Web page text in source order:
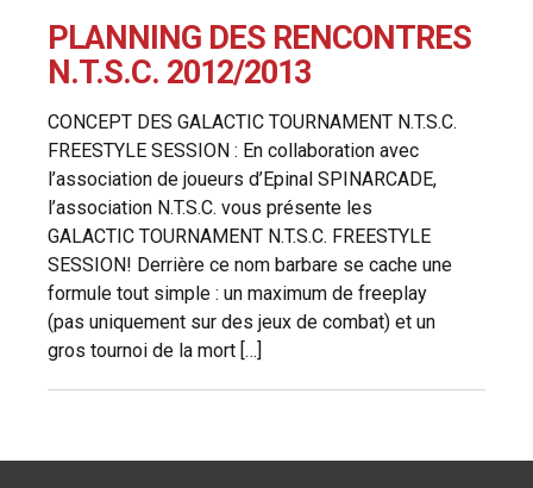
PLANNING DES RENCONTRES
N.T.S.C. 2012/2013
CONCEPT DES GALACTIC TOURNAMENT N.T.S.C.
FREESTYLE SESSION : En collaboration avec
l’association de joueurs d’Epinal SPINARCADE,
l’association N.T.S.C. vous présente les
GALACTIC TOURNAMENT N.T.S.C. FREESTYLE
SESSION! Derrière ce nom barbare se cache une
formule tout simple : un maximum de freeplay
(pas uniquement sur des jeux de combat) et un
gros tournoi de la mort […]